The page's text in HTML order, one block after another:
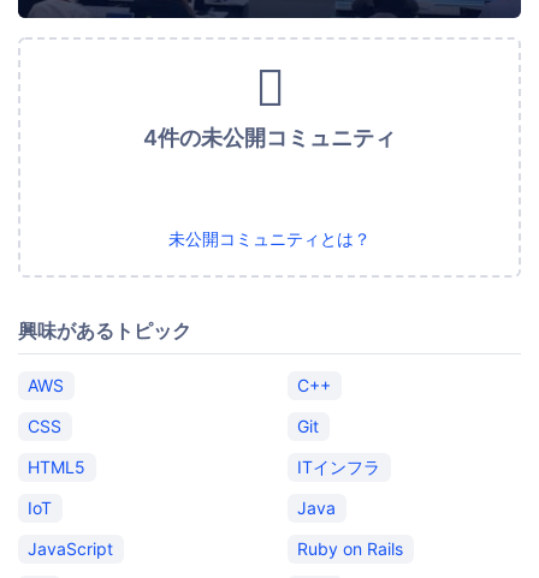
4件の未公開コミュニティ
未公開コミュニティとは？
興味があるトピック
AWS
C++
CSS
Git
HTML5
ITインフラ
IoT
Java
JavaScript
Ruby on Rails